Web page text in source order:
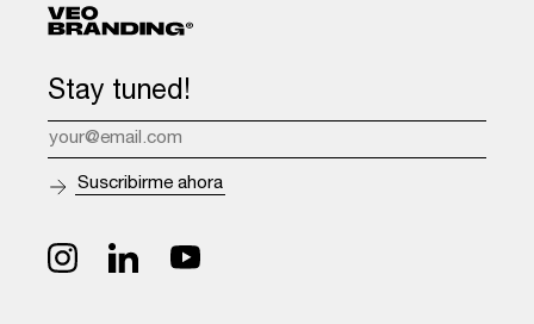
Stay tuned!